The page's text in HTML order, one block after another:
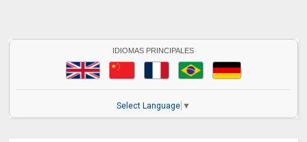
IDIOMAS PRINCIPALES
Select Language ▼